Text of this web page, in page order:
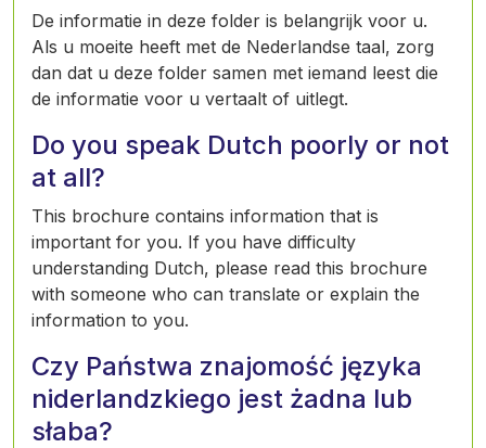
De informatie in deze folder is belangrijk voor u.
Als u moeite heeft met de Nederlandse taal, zorg
dan dat u deze folder samen met iemand leest die
de informatie voor u vertaalt of uitlegt.
Do you speak Dutch poorly or not
at all?
This brochure contains information that is
important for you. If you have difficulty
understanding Dutch, please read this brochure
with someone who can translate or explain the
information to you.
Czy Państwa znajomość języka
niderlandzkiego jest żadna lub
słaba?